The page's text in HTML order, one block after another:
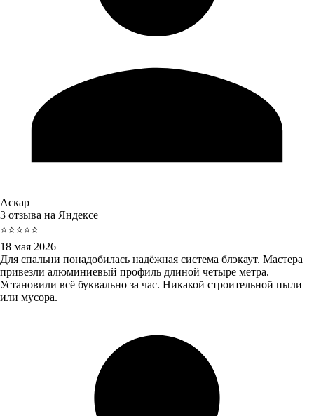
Аскар
3 отзыва на Яндексе
⭐⭐⭐⭐⭐
18 мая 2026
Для спальни понадобилась надёжная система блэкаут. Мастера
привезли алюминиевый профиль длиной четыре метра.
Установили всё буквально за час. Никакой строительной пыли
или мусора.